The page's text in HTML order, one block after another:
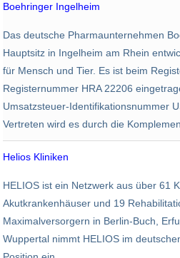
Boehringer Ingelheim
45.700
Das deutsche Pharmaunternehmen
Hauptsitz in Ingelheim am Rhein
für Mensch und Tier. Es ist beim
Registernummer HRA 22206
Umsatzsteuer-Identifikationsnummer
Vertreten wird es durch die
Helios Kliniken
33.000
HELIOS ist ein Netzwerk aus über 61
Akutkrankenhäuser und 19
Maximalversorgern in Berlin-Buch,
Wuppertal nimmt HELIOS im